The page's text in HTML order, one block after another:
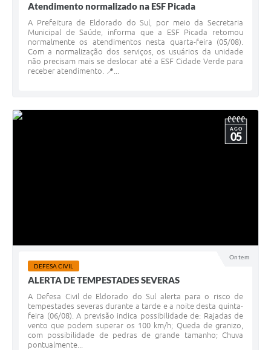
Atendimento normalizado na ESF Picada
A Prefeitura de Eldorado do Sul, por meio da Secretaria
Municipal de Saúde, informa que a ESF Picada retomou
normalmente os atendimentos nesta quarta-feira (05/08).
Com a normalização dos serviços, os usuários da unidade
não precisam mais se deslocar até a ESF Cidade Verde para
receber atendimento. 📍...
Ontem
AGO
05
DEFESA CIVIL
ALERTA DE TEMPESTADES SEVERAS
A Defesa Civil de Eldorado do Sul alerta para o risco de
tempestades severas durante a tarde e a noite desta quinta-
feira (06/08). A previsão indica possibilidade de: Rajadas de
vento que podem superar os 100 km/h; Queda de granizo,
com possibilidade de pedras de grande tamanho; Chuva
pontualmente...